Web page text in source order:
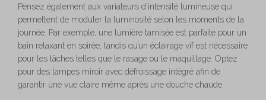
Pensez également aux variateurs d’intensité lumineuse qui
permettent de moduler la luminosité selon les moments de la
journée. Par exemple, une lumière tamisée est parfaite pour un
bain relaxant en soirée, tandis qu’un éclairage vif est nécessaire
pour les tâches telles que le rasage ou le maquillage. Optez
pour des lampes miroir avec défroissage intégré afin de
garantir une vue claire même après une douche chaude.